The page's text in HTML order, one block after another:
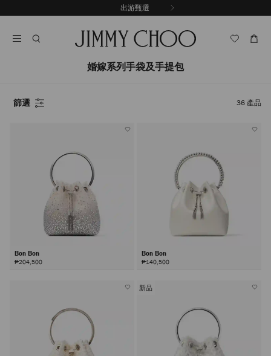
至
出游甄選
婚嫁系列手袋及手提包
篩選 36 產品
Bon Bon
₱204,500
Bon Bon
₱140,500
新品